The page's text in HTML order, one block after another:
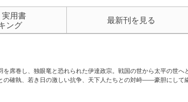
実用書
ング
最新刊を見る
を席巻し、独眼竜と恐れられた伊達政宗。戦国の世から太平の世
確執、若き日の激しい抗争、天下人たちとの対峙――豪胆にして